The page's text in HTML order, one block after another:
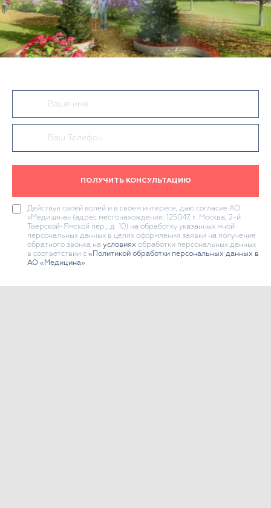
ПОЛУЧИТЬ КОНСУЛЬТАЦИЮ
Действуя своей волей и в своем интересе, даю согласие АО
«Медицина» (адрес местонахождения: 125047, г. Москва, 2-й
Тверской-Ямской пер., д. 10) на обработку указанных мной
персональных данных в целях оформления заявки на получение
обратного звонка на условиях обработки персональных данных
в соответствии с «Политикой обработки персональных данных в
АО «Медицина».